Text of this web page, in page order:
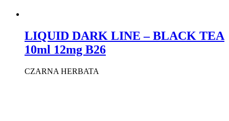
LIQUID DARK LINE – BLACK TEA
10ml 12mg B26
CZARNA HERBATA